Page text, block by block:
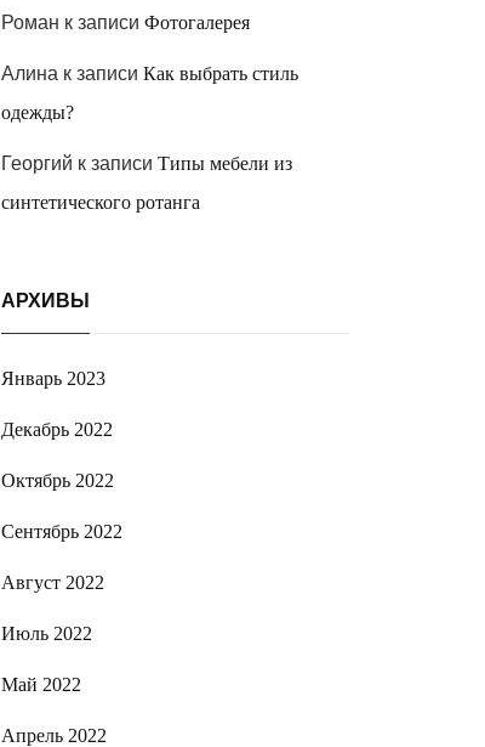
Роман к записи Фотогалерея
Алина к записи Как выбрать стиль
одежды?
Георгий к записи Типы мебели из
синтетического ротанга
АРХИВЫ
Январь 2023
Декабрь 2022
Октябрь 2022
Сентябрь 2022
Август 2022
Июль 2022
Май 2022
Апрель 2022